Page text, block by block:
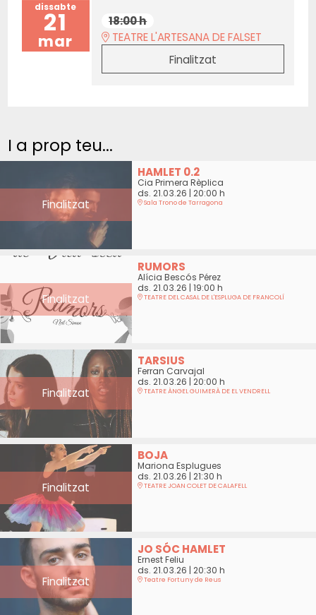
dissabte
21
mar
18:00 h
TEATRE L'ARTESANA DE FALSET
Finalitzat
I a prop teu...
Finalitzat
HAMLET 0.2
Cia Primera Rèplica
ds. 21.03.26 | 20:00 h
Sala Trono de Tarragona
Finalitzat
RUMORS
Alícia Bescós Pérez
ds. 21.03.26 | 19:00 h
TEATRE DEL CASAL DE L'ESPLUGA DE FRANCOLÍ
Finalitzat
TARSIUS
Ferran Carvajal
ds. 21.03.26 | 20:00 h
TEATRE ÀNGEL GUIMERÀ DE EL VENDRELL
Finalitzat
BOJA
Mariona Esplugues
ds. 21.03.26 | 21:30 h
TEATRE JOAN COLET DE CALAFELL
Finalitzat
JO SÓC HAMLET
Ernest Feliu
ds. 21.03.26 | 20:30 h
Teatre Fortuny de Reus